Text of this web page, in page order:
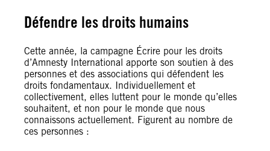
Défendre les droits humains
Cette année, la campagne Écrire pour les droits
d’Amnesty International apporte son soutien à des
personnes et des associations qui défendent les
droits fondamentaux. Individuellement et
collectivement, elles luttent pour le monde qu’elles
souhaitent, et non pour le monde que nous
connaissons actuellement. Figurent au nombre de
ces personnes :